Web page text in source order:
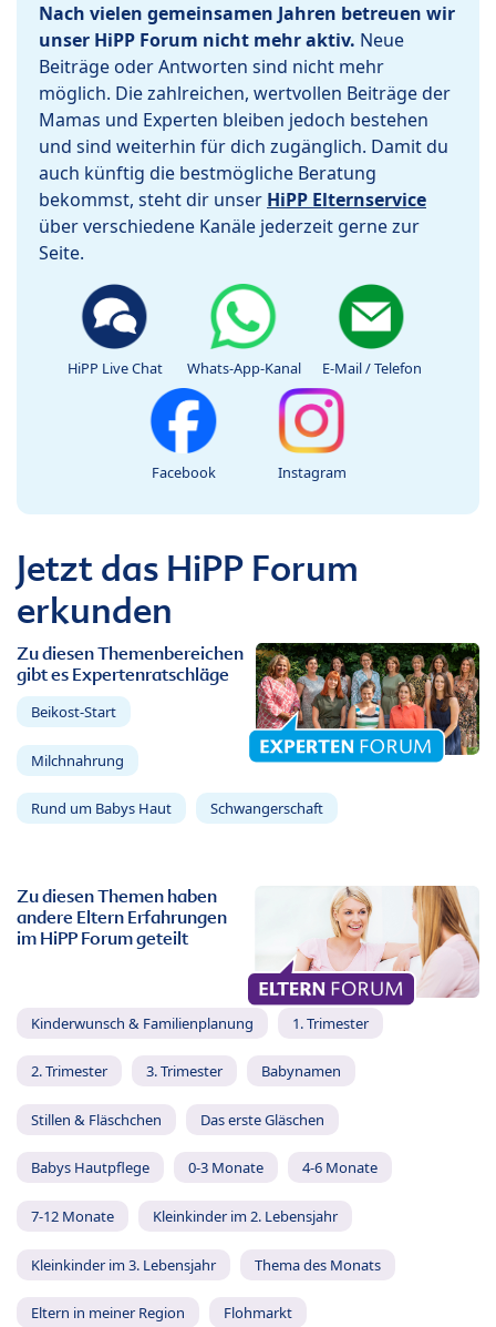
Nach vielen gemeinsamen Jahren betreuen wir
unser HiPP Forum nicht mehr aktiv. Neue
Beiträge oder Antworten sind nicht mehr
möglich. Die zahlreichen, wertvollen Beiträge der
Mamas und Experten bleiben jedoch bestehen
und sind weiterhin für dich zugänglich. Damit du
auch künftig die bestmögliche Beratung
bekommst, steht dir unser HiPP Elternservice
über verschiedene Kanäle jederzeit gerne zur
Seite.
HiPP Live Chat Whats-App-Kanal E-Mail / Telefon
Facebook Instagram
Jetzt das HiPP Forum
erkunden
Zu diesen Themenbereichen
gibt es Expertenratschläge
Beikost-Start
Milchnahrung
Rund um Babys Haut Schwangerschaft
Zu diesen Themen haben
andere Eltern Erfahrungen
im HiPP Forum geteilt
Kinderwunsch & Familienplanung 1. Trimester
2. Trimester 3. Trimester Babynamen
Stillen & Fläschchen Das erste Gläschen
Babys Hautpflege 0-3 Monate 4-6 Monate
7-12 Monate Kleinkinder im 2. Lebensjahr
Kleinkinder im 3. Lebensjahr Thema des Monats
Eltern in meiner Region Flohmarkt